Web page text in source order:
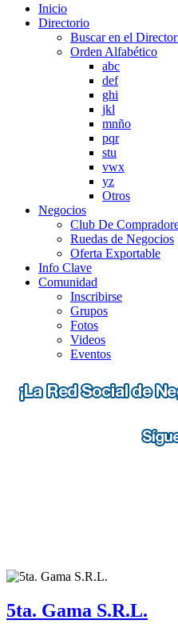
Inicio
Directorio
Buscar en el
Orden Alfabético
abc
def
ghi
jkl
mnño
pqr
stu
vwx
yz
Otros
Negocios
Club De
Ruedas de Negocios
Oferta Exportable
Info Clave
Comunidad
Inscribirse
Grupos
Fotos
Videos
Eventos
5ta. Gama S.R.L.